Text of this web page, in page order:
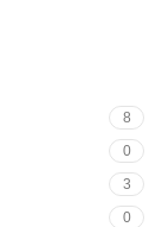
8
0
3
0